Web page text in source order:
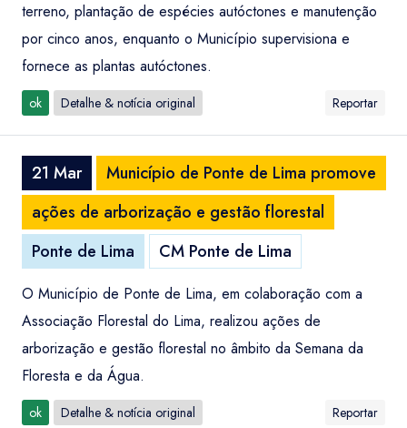
terreno, plantação de espécies autóctones e manutenção
por cinco anos, enquanto o Município supervisiona e
fornece as plantas autóctones.
ok Detalhe & notícia original Reportar
21 Mar
Município de Ponte de Lima promove
ações de arborização e gestão florestal
Ponte de Lima
CM Ponte de Lima
O Município de Ponte de Lima, em colaboração com a
Associação Florestal do Lima, realizou ações de
arborização e gestão florestal no âmbito da Semana da
Floresta e da Água.
ok Detalhe & notícia original Reportar